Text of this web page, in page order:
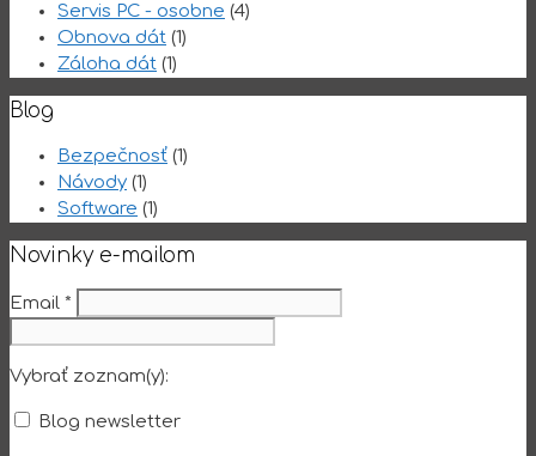
Servis PC - osobne (4)
Obnova dát (1)
Záloha dát (1)
Blog
Bezpečnosť (1)
Návody (1)
Software (1)
Novinky e-mailom
Email *
Vybrať zoznam(y):
Blog newsletter